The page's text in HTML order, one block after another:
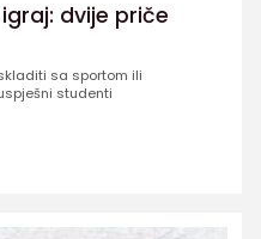
dvije priče
sa sportom ili
studenti